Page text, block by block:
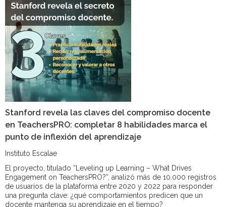
Stanford revela las claves del compromiso docente
en TeachersPRO: completar 8 habilidades marca el
punto de inflexión del aprendizaje
Instituto Escalae
El proyecto, titulado “Leveling up Learning – What Drives
Engagement on TeachersPRO?”, analizó más de 10.000 registros
de usuarios de la plataforma entre 2020 y 2022 para responder
una pregunta clave: ¿qué comportamientos predicen que un
docente mantenga su aprendizaje en el tiempo?